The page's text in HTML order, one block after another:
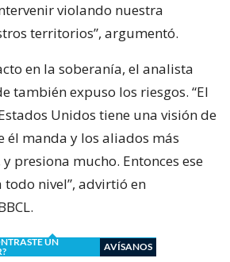
violando nuestra
territorios”, argumentó.
en la soberanía, el analista
también expuso los riesgos. “El
Unidos tiene una visión de
él manda y los aliados más
presiona mucho. Entonces ese
nivel”, advirtió en
UN
AVÍSANOS